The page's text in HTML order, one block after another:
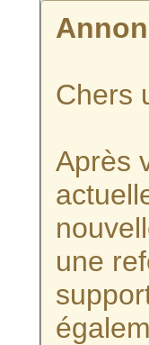
Chers
Après
une